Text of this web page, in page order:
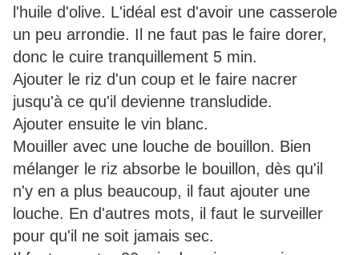
l'huile d'olive. L'idéal est d'avoir une casserole
un peu arrondie. Il ne faut pas le faire dorer,
donc le cuire tranquillement 5 min.
Ajouter le riz d'un coup et le faire nacrer
jusqu'à ce qu'il devienne transludide.
Ajouter ensuite le vin blanc.
Mouiller avec une louche de bouillon. Bien
mélanger le riz absorbe le bouillon, dès qu'il
n'y en a plus beaucoup, il faut ajouter une
louche. En d'autres mots, il faut le surveiller
pour qu'il ne soit jamais sec.